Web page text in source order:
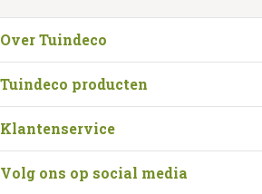
Over Tuindeco
Tuindeco producten
Klantenservice
Volg ons op social media